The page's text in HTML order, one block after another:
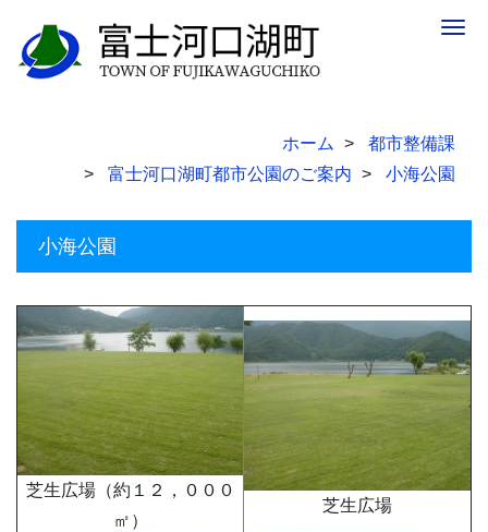
ホーム
都市整備課
富士河口湖町都市公園のご案内
小海公園
小海公園
芝生広場（約１２，０００
㎡）
芝生広場